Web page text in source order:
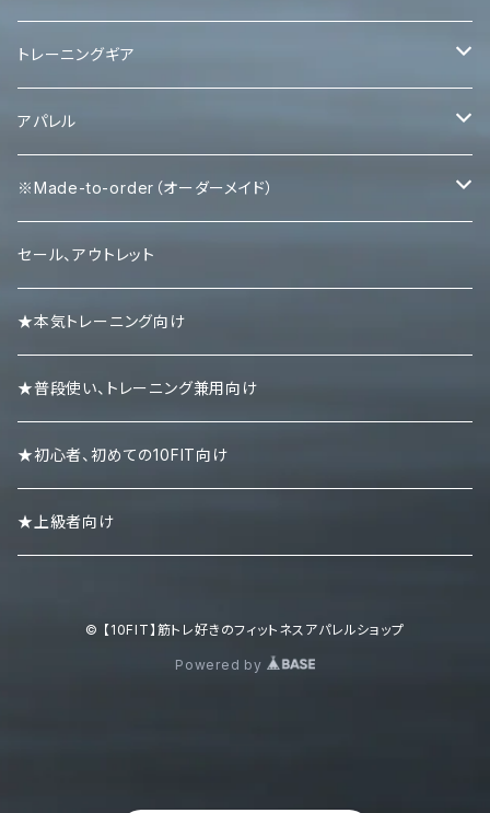
レバーベルト
パワーベルト
トレーニングギア
パワーグリップ
エルボースリーブ
ニースリーブ
ニーラップ
リストラップ
リストストラップ
アパレル
タンクトップ
Ｔシャツ
ハーフパンツ
キャップ
※Made-to-order（オーダーメイド）
Tシャツ
タンクトップ
ロンＴ
パーカー
スエット・トレーナー
セール、アウトレット
★本気トレーニング向け
★普段使い、トレーニング兼用向け
★初心者、初めての10FIT向け
★上級者向け
© 【10FIT】筋トレ好きのフィットネスアパレルショップ
Powered by